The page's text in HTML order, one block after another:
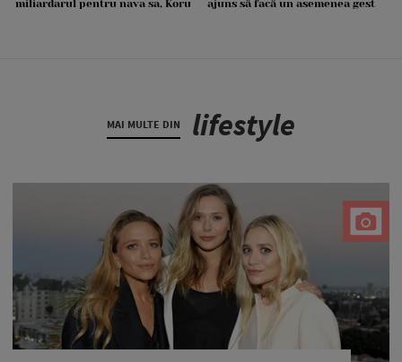
miliardarul pentru nava sa, Koru
ajuns să facă un asemenea gest
MAI MULTE DIN lifestyle